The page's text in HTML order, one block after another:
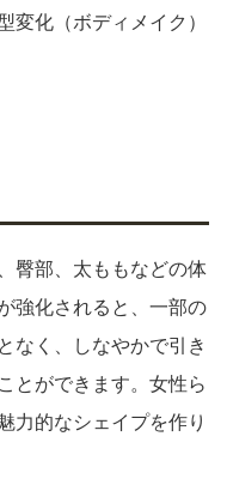
変化（ボディメイク）
臀部、太ももなどの体
強化されると、一部の
なく、しなやかで引き
とができます。女性ら
力的なシェイプを作り